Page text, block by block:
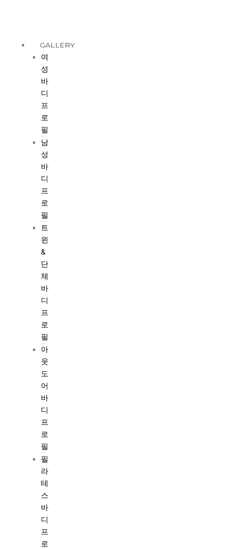
GALLERY
여
성
바
디
프
로
필
남
성
바
디
프
로
필
트
윈
&
단
체
바
디
프
로
필
아
웃
도
어
바
디
프
로
필
필
라
테
스
바
디
프
로